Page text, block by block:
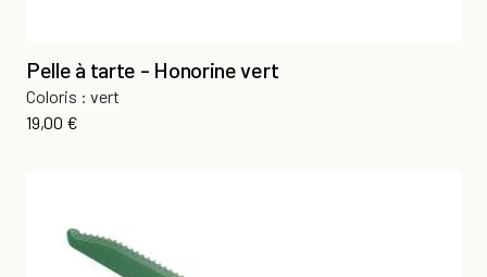
Pelle à tarte - Honorine vert
Coloris : vert
Prix
19,00 €